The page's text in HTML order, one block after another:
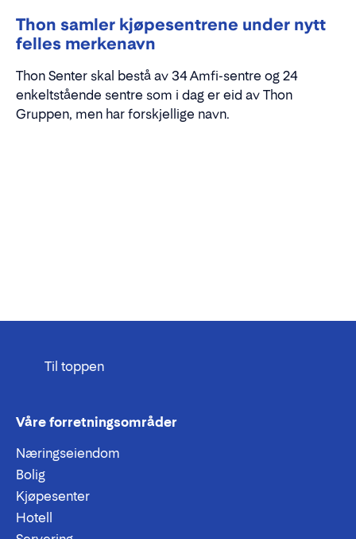
Thon samler kjøpesentrene under nytt
felles merkenavn
Thon Senter skal bestå av 34 Amfi-sentre og 24
enkeltstående sentre som i dag er eid av Thon
Gruppen, men har forskjellige navn.
Til toppen
Våre forretningsområder
Næringseiendom
Bolig
Kjøpesenter
Hotell